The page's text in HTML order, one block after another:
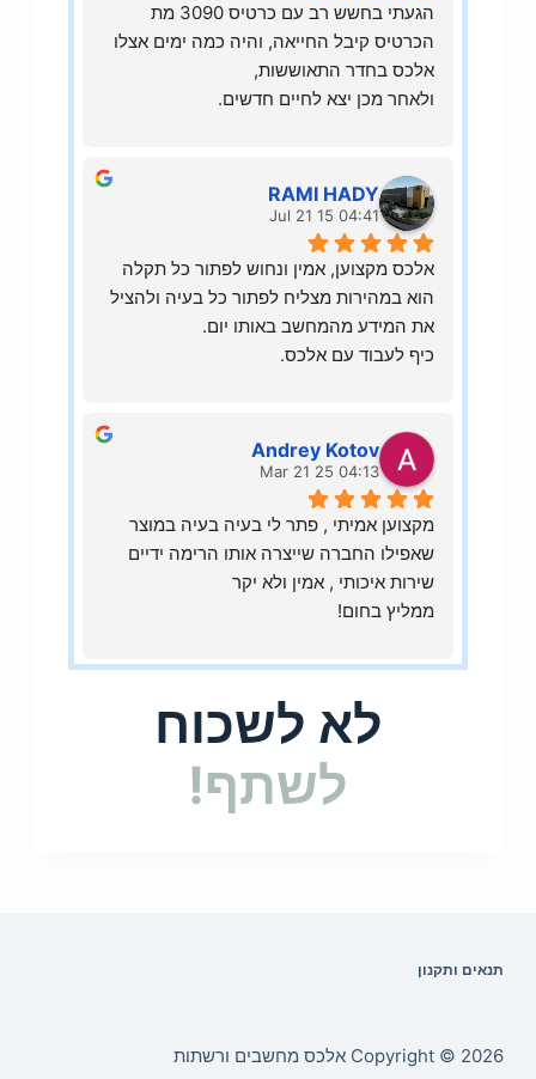
הגעתי בחשש רב עם כרטיס 3090 מת
אלכס בחדר התאוששות,
ולאחר מכן יצא לחיים חדשים.
פעם על ההתקדמות
התקלה אותרה תוך שעתיים,
ובכלל כל האשפוז של הכרטיס נמשך שבוע.
וכל זה תוך כדאי ערב חג פסח וחול המועד
מאוד ממליץ על אלכס
מקצוען, אדיב ושרותי.
RAMI HADY
04:41 15 Jul 21
אלכס מקצוען, אמין ונחוש לפתור כל תקלה
הוא במהירות מצליח לפתור כל בעיה ולהציל
את המידע מהמחשב באותו יום.
כיף לעבוד עם אלכס.
Andrey Kotov
04:13 25 Mar 21
מקצוען אמיתי , פתר לי בעיה בעיה במוצר
שאפילו החברה שייצרה אותו הרימה ידיים
שירות איכותי , אמין ולא יקר
ממליץ בחום!
לא לשכוח
לשתף!
תנאים ותקנון
Copyright © 2026 אלכס מחשבים ורשתות